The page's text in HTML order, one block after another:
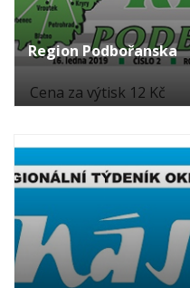
Region Podbořanska
Cena za výtisk 12 Kč